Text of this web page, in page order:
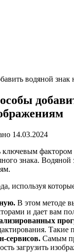
водяной
14.03.2024
ключевым
знака.
используя
В этом методе
и дает вам
сервисов. Самым
загрузить